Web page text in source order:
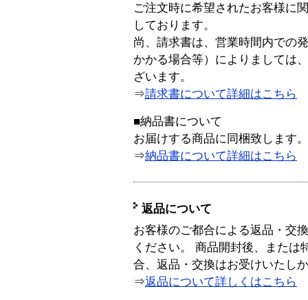
ご注文時に希望されたお客様に
しております。
尚、請求書は、営業時間内での
かかる場合等）によりましては
ざいます。
⇒請求書について詳細はこちら
■納品書について
お届けする商品に同梱致します。
⇒納品書について詳細はこちら
返品について
お客様のご都合による返品・交
ください。 商品開封後、または
合、返品・交換はお受けいたし
⇒返品について詳しくはこちら